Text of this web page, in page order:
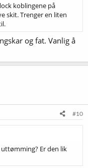
koblingene på
skit. Trenger en liten
og fat. Vanlig å
#10
Er den lik